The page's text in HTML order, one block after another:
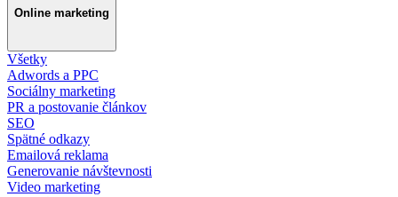
Online marketing
Všetky
Adwords a PPC
Sociálny marketing
PR a postovanie článkov
SEO
Spätné odkazy
Emailová reklama
Generovanie návštevnosti
Video marketing